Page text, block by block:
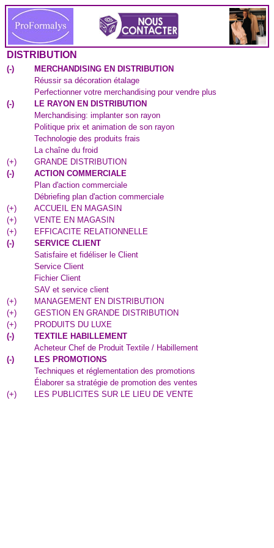
DISTRIBUTION
(-)
MERCHANDISING EN DISTRIBUTION
Réussir sa décoration étalage
Perfectionner votre merchandising pour vendre plus
(-)
LE RAYON EN DISTRIBUTION
Merchandising: implanter son rayon
Politique prix et animation de son rayon
Technologie des produits frais
La chaîne du froid
(+)
GRANDE DISTRIBUTION
(-)
ACTION COMMERCIALE
Plan d'action commerciale
Débriefing plan d'action commerciale
(+)
ACCUEIL EN MAGASIN
(+)
VENTE EN MAGASIN
(+)
EFFICACITE RELATIONNELLE
(-)
SERVICE CLIENT
Satisfaire et fidéliser le Client
Service Client
Fichier Client
SAV et service client
(+)
MANAGEMENT EN DISTRIBUTION
(+)
GESTION EN GRANDE DISTRIBUTION
(+)
PRODUITS DU LUXE
(-)
TEXTILE HABILLEMENT
Acheteur Chef de Produit Textile / Habillement
(-)
LES PROMOTIONS
Techniques et réglementation des promotions
Élaborer sa stratégie de promotion des ventes
(+) LES PUBLICITES SUR LE LIEU DE VENTE